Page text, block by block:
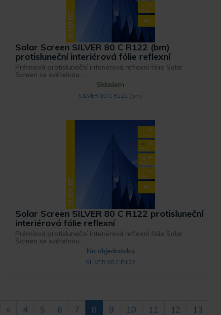
Solar Screen SILVER 80 C R122 (bm)
protisluneční interiérová fólie reflexní
Prémiová protisluneční interiérová reflexní fólie Solar
Screen se světelnou ...
Skladem
SILVER 80 C R122 (bm)
Solar Screen SILVER 80 C R122 protisluneční
interiérová fólie reflexní
Prémiová protisluneční interiérová reflexní fólie Solar
Screen se světelnou ...
Na objednávku
SILVER 80 C R122
« 4 5 6 7 8 9 10 11 12
13